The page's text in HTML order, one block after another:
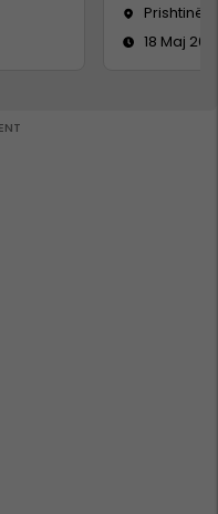
Prishtinë
18 Maj